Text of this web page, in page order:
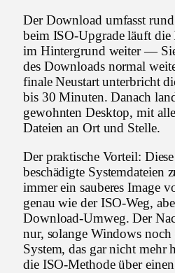
Der Download umfasst
beim ISO-Upgrade läuft
im Hintergrund weiter —
des Downloads normal
finale Neustart unterbricht
bis 30 Minuten. Danach
gewohnten Desktop, mit
Dateien an Ort und Stelle.
Der praktische Vorteil:
beschädigte Systemdateien
immer ein sauberes Image
genau wie der ISO-Weg,
Download-Umweg. Der
nur, solange Windows noch
System, das gar nicht mehr
die ISO-Methode über